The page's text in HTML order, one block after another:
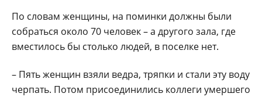
По словам женщины, на поминки должны были
собраться около 70 человек – а другого зала, где
вместилось бы столько людей, в поселке нет.
– Пять женщин взяли ведра, тряпки и стали эту воду
черпать. Потом присоединились коллеги умершего